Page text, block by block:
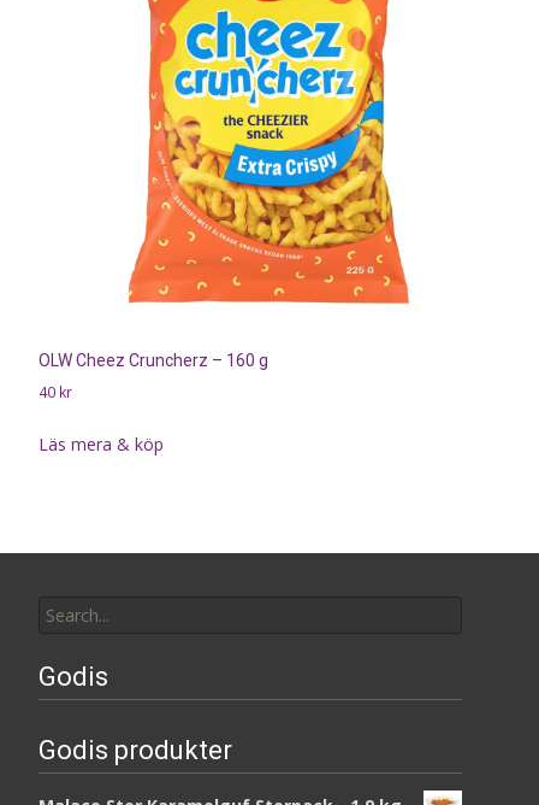
OLW Cheez Cruncherz – 160 g
40 kr
Läs mera & köp
for:
Godis
Godis produkter